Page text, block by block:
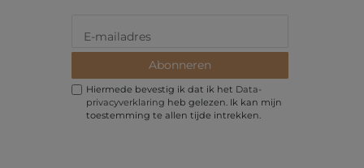
Abonneren
Hiermede bevestig ik dat ik het Data­
privacy­verklaring heb gelezen. Ik kan mijn
toestemming te allen tijde intrekken.